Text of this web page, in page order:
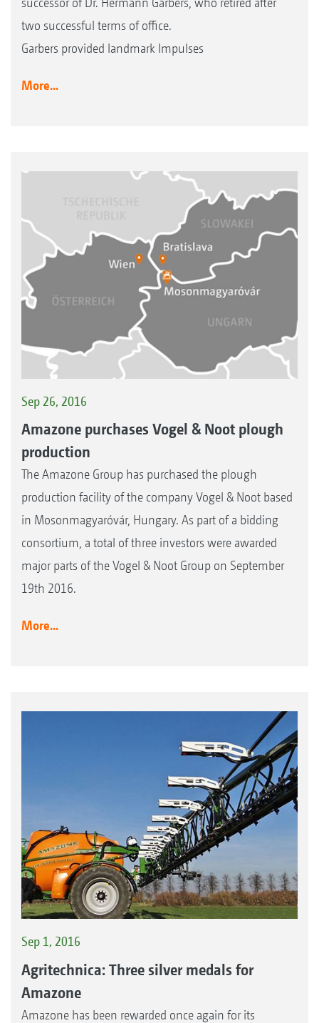
two successful terms of office.
Garbers provided landmark Impulses
More...
Sep 26, 2016
Amazone purchases Vogel & Noot plough
production
The Amazone Group has purchased the plough
production facility of the company Vogel & Noot based
in Mosonmagyaróvár, Hungary. As part of a bidding
consortium, a total of three investors were awarded
major parts of the Vogel & Noot Group on September
19th 2016.
More...
Sep 1, 2016
Agritechnica: Three silver medals for
Amazone
Amazone has been rewarded once again for its